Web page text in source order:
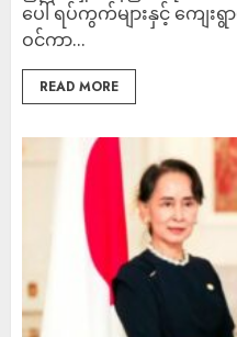
ပေါ် ရပ်ကွက်များနှင့် ကျေးရွ
ဝင်ကာ...
READ MORE